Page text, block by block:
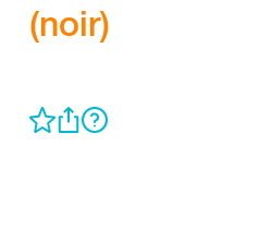
(noir)